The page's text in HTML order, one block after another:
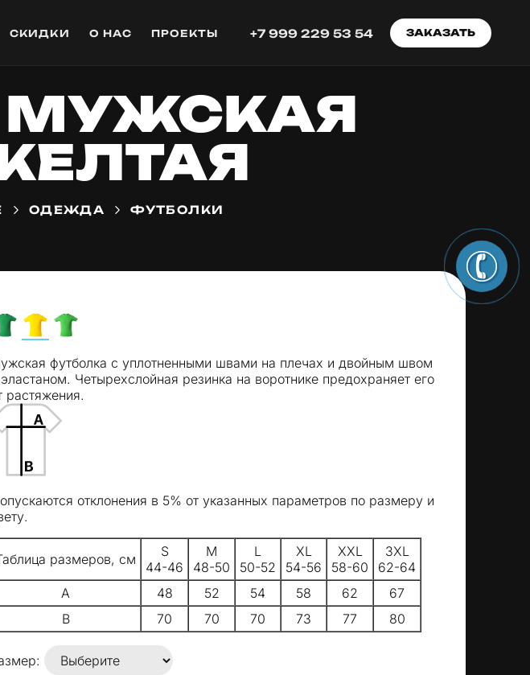
СКИДКИ О НАС ПРОЕКТЫ +7 999 229 53 54 ЗАКАЗАТЬ
МУЖСКАЯ
ОДЕЖДА ФУТБОЛКИ
футболка с уплотненными швами на плечах и двойным швом
Четырехслойная резинка на воротнике предохраняет его
растяжения.
отклонения в 5% от указанных параметров по размеру и
размеров, см
S
44-46
M
48-50
L
50-52
XL
54-56
XXL
58-60
3XL
62-64
A
48 52 54 58 62
67
B
70 70 70 73 77 80